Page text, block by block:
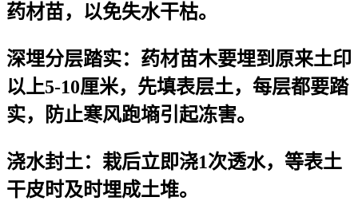
药材苗，以免失水干枯。
深埋分层踏实：药材苗木要埋到原来土印
以上5-10厘米，先填表层土，每层都要踏
实，防止寒风跑墒引起冻害。
浇水封土：栽后立即浇1次透水，等表土
干皮时及时埋成土堆。